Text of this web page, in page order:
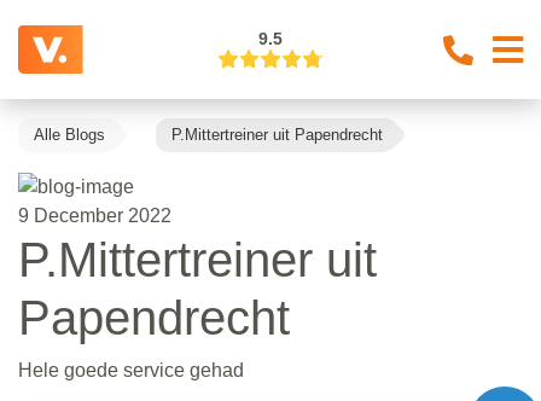
9.5
Alle Blogs P.Mittertreiner uit Papendrecht
9 December 2022
P.Mittertreiner uit
Papendrecht
Hele goede service gehad